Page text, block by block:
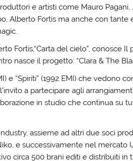
e artisti come Mauro Pagani,
Alberto Fortis ma anche con
Fortis,“Carta del cielo”, conosce Il
nasce il progetto: “Clara & The
e “Spiriti” (1992 EMI) che vedono
a partecipare agli
in studio che continua su
assieme ad altri due soci
e successivamente nel mercato
circa 500 brani editi e distribuiti in